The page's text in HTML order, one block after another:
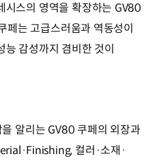
시스의 영역을 확장하는 GV80
페는 고급스러움과 역동성이
감성까지 겸비한 것이
알리는 GV80 쿠페의 외장과
컬러·소재·